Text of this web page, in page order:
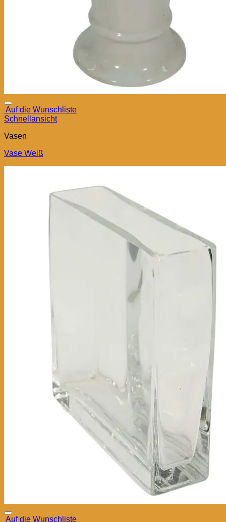
Auf die Wunschliste
Schnellansicht
Vasen
Vase Weiß
Auf die Wunschliste